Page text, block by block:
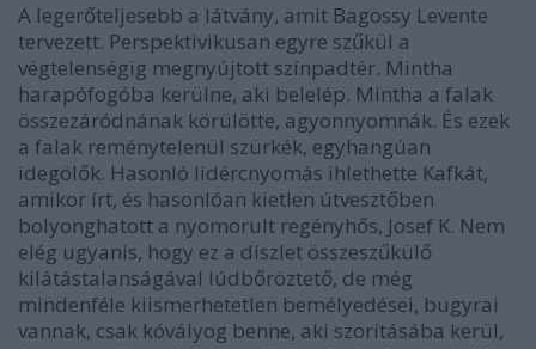
A legerőteljesebb a látvány, amit Bagossy Levente
tervezett. Perspektivikusan egyre szűkül a
végtelenségig megnyújtott színpadtér. Mintha
harapófogóba kerülne, aki belelép. Mintha a falak
összezáródnának körülötte, agyonnyomnák. És ezek
a falak reménytelenül szürkék, egyhangúan
idegölők. Hasonló lidércnyomás ihlethette Kafkát,
amikor írt, és hasonlóan kietlen útvesztőben
bolyonghatott a nyomorult regényhős, Josef K. Nem
elég ugyanis, hogy ez a díszlet összeszűkülő
kilátástalanságával lúdbőröztető, de még
mindenféle kiismerhetetlen bemélyedései, bugyrai
vannak, csak kóvályog benne, aki szorításába kerül,